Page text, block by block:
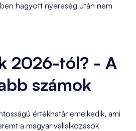
hagyott nyereség után nem
2026-tól? - A
számok
értékhatár emelkedik, ami
a magyar vállalkozások